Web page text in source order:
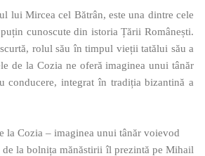
lui Mircea cel Bătrân, este una dintre cele
cunoscute din istoria Țării Românești.
rolul său în timpul vieții tatălui său a
de la Cozia ne oferă imaginea unui tânăr
conducere, integrat în tradiția bizantină a
la Cozia – imaginea unui tânăr voievod
de la bolnița mănăstirii îl prezintă pe Mihail